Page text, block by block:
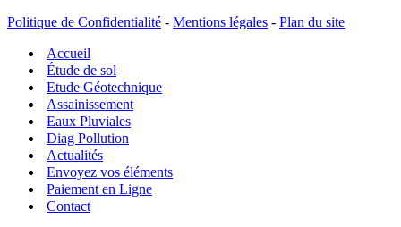
Politique de Confidentialité - Mentions légales - Plan du site
Accueil
Étude de sol
Etude Géotechnique
Assainissement
Eaux Pluviales
Diag Pollution
Actualités
Envoyez vos éléments
Paiement en Ligne
Contact